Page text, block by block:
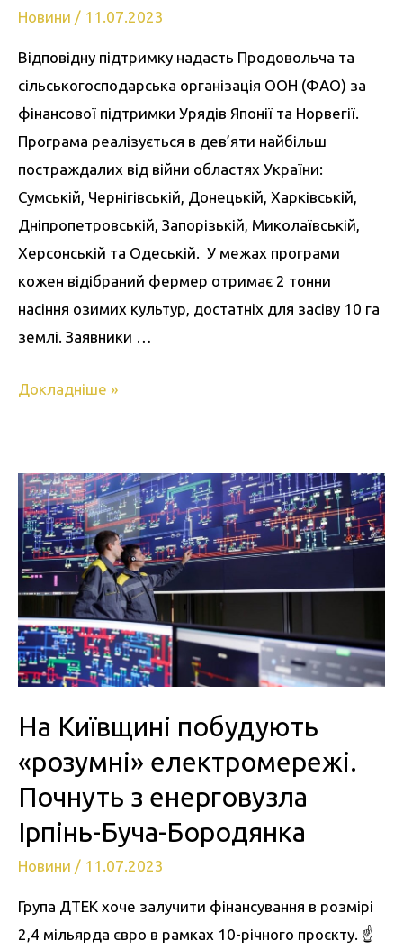
Новини / 11.07.2023
Відповідну підтримку надасть Продовольча та
сільськогосподарська організація ООН (ФАО) за
фінансової підтримки Урядів Японії та Норвегії.
Програма реалізується в дев’яти найбільш
постраждалих від війни областях України:
Сумській, Чернігівській, Донецькій, Харківській,
Дніпропетровській, Запорізькій, Миколаївській,
Херсонській та Одеській. У межах програми
кожен відібраний фермер отримає 2 тонни
насіння озимих культур, достатніх для засіву 10 га
землі. Заявники …
Докладніше »
На Київщині побудують
«розумні» електромережі.
Почнуть з енерговузла
Ірпінь-Буча-Бородянка
Новини / 11.07.2023
Група ДТЕК хоче залучити фінансування в розмірі
2,4 мільярда євро в рамках 10-річного проєкту. ☝